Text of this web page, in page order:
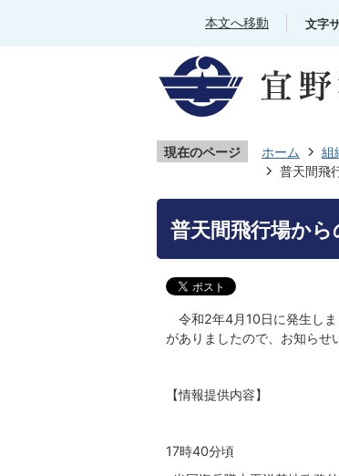
本文へ移動 文字
現在のページ ホーム 組
普天間飛
普天間飛行場か
令和2年4月10日に発生しま
がありましたので、お知らせ
【情報提供内容】
17時40分頃